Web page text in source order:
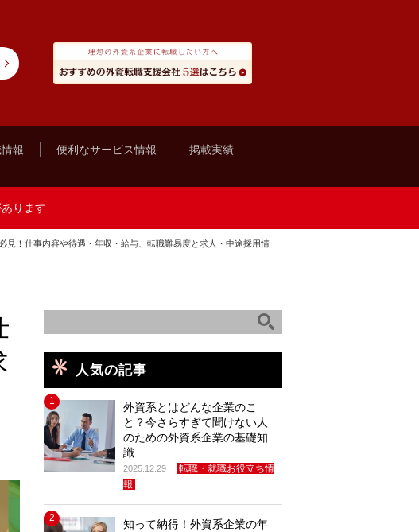
報 便利なサービス情報
掲載実績
ります
見！仕事内容や待遇・年収・給与、転職難易度と求人・中途採用情
人気の記事
1
外資系とはどんな企業のこ
と？今さらすぎて聞けない人
のための外資系企業の基礎知
識
2025.12.29
転職・就職お役立ち情
報
2
知って納得！外資系企業の年